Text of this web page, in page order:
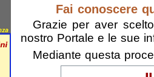
Fai conoscere
Grazie per aver
nostro Portale e le sue
Mediante questa